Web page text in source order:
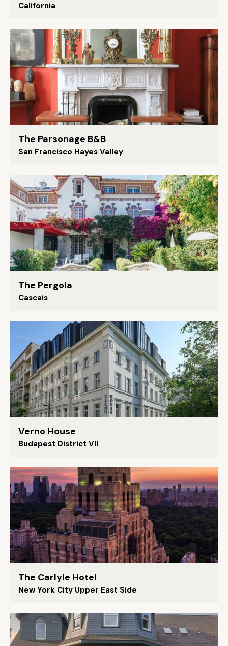
California
The Parsonage B&B
San Francisco Hayes Valley
The Pergola
Cascais
Verno House
Budapest District VII
The Carlyle Hotel
New York City Upper East Side